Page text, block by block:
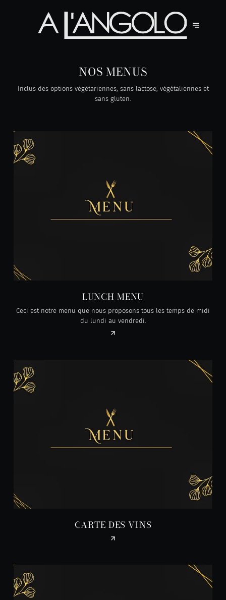
NOS MENUS
Inclus des options végétariennes, sans lactose, végétaliennes et
sans gluten.
LUNCH MENU
Ceci est notre menu que nous proposons tous les temps de midi
du lundi au vendredi.
CARTE DES VINS